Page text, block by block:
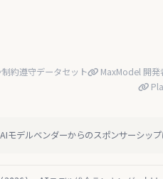
約遵守データセット MaxModel 開発
モデルベンダーからのスポンサーシッ